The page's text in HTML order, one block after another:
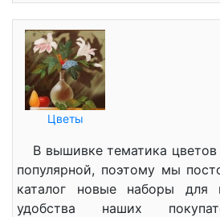
Цветы
В вышивке тематика цветов
популярной, поэтому мы
каталог новые наборы
удобства наших